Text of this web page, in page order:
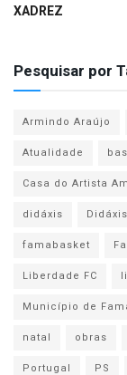
XADREZ
Pesquisar por
Armindo Araújo
Atualidade
Casa do Artista
didáxis
famabasket
Liberdade FC
Município de
natal
obras
Portugal
PS